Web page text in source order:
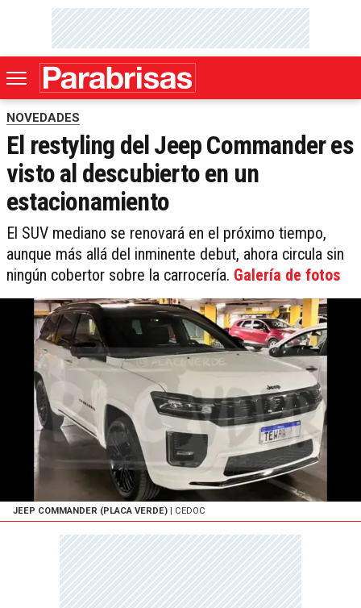
NOVEDADES
El restyling del Jeep Commander es
visto al descubierto en un
estacionamiento
El SUV mediano se renovará en el próximo tiempo,
aunque más allá del inminente debut, ahora circula sin
ningún cobertor sobre la carrocería. Galería de fotos
JEEP COMMANDER (PLACA VERDE) | CEDOC